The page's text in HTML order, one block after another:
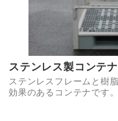
ステンレス製コンテナ
ステンレスフレームと樹
効果のあるコンテナです。